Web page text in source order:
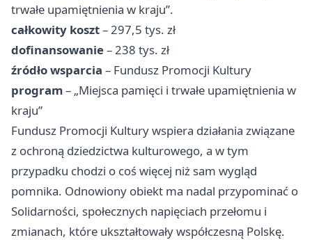
trwałe upamiętnienia w kraju”.
całkowity koszt– 297,5 tys. zł
dofinansowanie– 238 tys. zł
źródło wsparcia – Fundusz Promocji Kultury
program– „Miejsca pamięci i trwałe upamiętnienia w
kraju”
Fundusz Promocji Kultury wspiera działania związane
z ochroną dziedzictwa kulturowego, a w tym
przypadku chodzi o coś więcej niż sam wygląd
pomnika. Odnowiony obiekt ma nadal przypominać o
Solidarności, społecznych napięciach przełomu i
zmianach, które ukształtowały współczesną Polskę.